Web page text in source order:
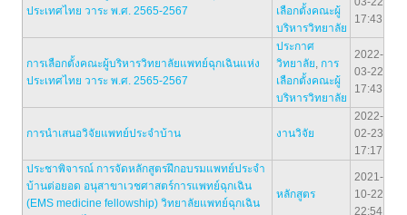
ประเทศไทย วาระ พ.ศ. 2565-2567
เลือกตั้งคณะผู้
บริหารวิทยาลัย
17:43
การเลือกตั้งคณะผู้บริหารวิทยาลัยแพทย์ฉุกเฉินแห่ง
ประเทศไทย วาระ พ.ศ. 2565-2567
ประกาศ
วิทยาลัย, การ
เลือกตั้งคณะผู้
บริหารวิทยาลัย
2022-
03-22
17:43
การนำเสนอวิจัยแพทย์ประจำบ้าน งานวิจัย
2022-
02-23
17:17
ประชาพิจารณ์ การจัดหลักสูตรฝึกอบรมแพทย์ประจำ
บ้านต่อยอด อนุสาขาเวชศาสตร์การแพทย์ฉุกเฉิน
(EMS medicine fellowship) วิทยาลัยแพทย์ฉุกเฉิน
หลักสูตร
2021-
10-22
22:54